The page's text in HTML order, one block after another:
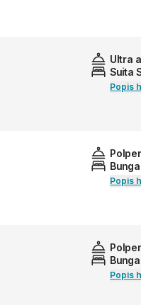
Ultra
Suita
Popis
Popis
Popis